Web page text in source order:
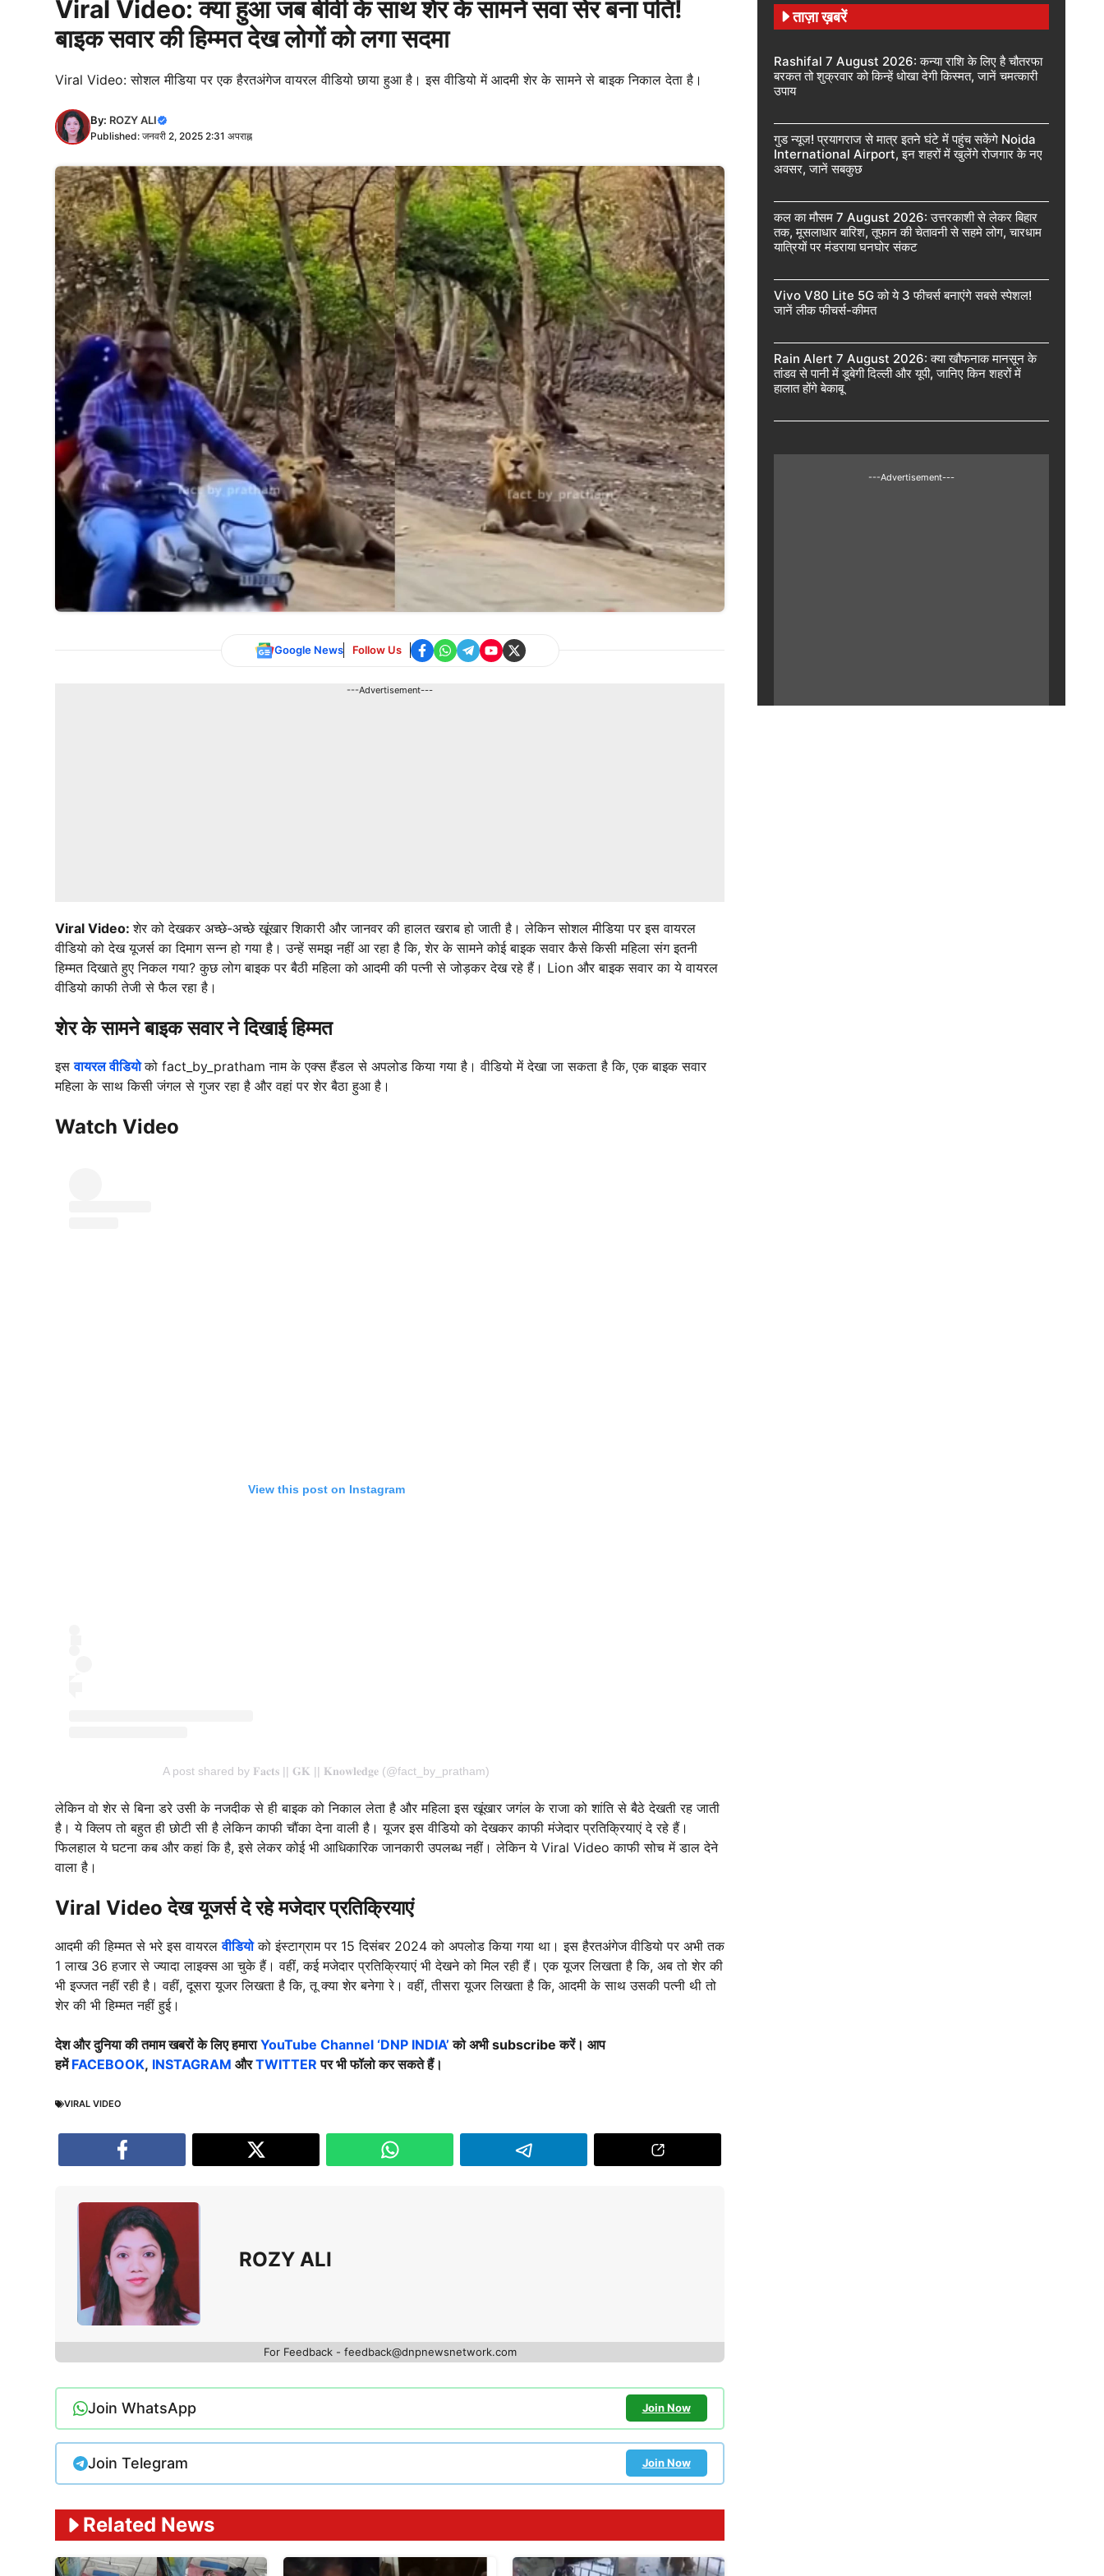
Viral Video: क्या हुआ जब बीवी के साथ शेर के सामने सवा सेर बना पति!
बाइक सवार की हिम्मत देख लोगों को लगा सदमा
Viral Video: सोशल मीडिया पर एक हैरतअंगेज वायरल वीडियो छाया हुआ है। इस वीडियो में आदमी शेर के सामने से बाइक निकाल देता है।
By: ROZY ALI
Published: जनवरी 2, 2025 2:31 अपराह्न
Google News Follow Us
---Advertisement---
Viral Video:शेर को देखकर अच्छे-अच्छे खूंखार शिकारी और जानवर की हालत खराब हो जाती है। लेकिन सोशल मीडिया पर इस वायरल
वीडियो को देख यूजर्स का दिमाग सन्न हो गया है। उन्हें समझ नहीं आ रहा है कि, शेर के सामने कोई बाइक सवार कैसे किसी महिला संग इतनी
हिम्मत दिखाते हुए निकल गया? कुछ लोग बाइक पर बैठी महिला को आदमी की पत्नी से जोड़कर देख रहे हैं। Lion और बाइक सवार का ये वायरल
वीडियो काफी तेजी से फैल रहा है।
शेर के सामने बाइक सवार ने दिखाई हिम्मत
इसवायरल वीडियोको fact_by_pratham नाम के एक्स हैंडल से अपलोड किया गया है। वीडियो में देखा जा सकता है कि, एक बाइक सवार
महिला के साथ किसी जंगल से गुजर रहा है और वहां पर शेर बैठा हुआ है।
Watch Video
View this post on Instagram
A post shared by 𝐅𝐚𝐜𝐭𝐬 || 𝐆𝐊 || 𝐊𝐧𝐨𝐰𝐥𝐞𝐝𝐠𝐞 (@fact_by_pratham)
लेकिन वो शेर से बिना डरे उसी के नजदीक से ही बाइक को निकाल लेता है और महिला इस खूंखार जगंल के राजा को शांति से बैठे देखती रह जाती
है। ये क्लिप तो बहुत ही छोटी सी है लेकिन काफी चौंका देना वाली है। यूजर इस वीडियो को देखकर काफी मंजेदार प्रतिक्रियाएं दे रहे हैं।
फिलहाल ये घटना कब और कहां कि है, इसे लेकर कोई भी आधिकारिक जानकारी उपलब्ध नहीं। लेकिन ये Viral Video काफी सोच में डाल देने
वाला है।
Viral Video देख यूजर्स दे रहे मजेदार प्रतिक्रियाएं
आदमी की हिम्मत से भरे इस वायरलवीडियोको इंस्टाग्राम पर 15 दिसंबर 2024 को अपलोड किया गया था। इस हैरतअंगेज वीडियो पर अभी तक
1 लाख 36 हजार से ज्यादा लाइक्स आ चुके हैं। वहीं, कई मजेदार प्रतिक्रियाएं भी देखने को मिल रही हैं। एक यूजर लिखता है कि, अब तो शेर की
भी इज्जत नहीं रही है। वहीं, दूसरा यूजर लिखता है कि, तू क्या शेर बनेगा रे। वहीं, तीसरा यूजर लिखता है कि, आदमी के साथ उसकी पत्नी थी तो
शेर की भी हिम्मत नहीं हुई।
देश और दुनिया की तमाम खबरों के लिए हमाराYouTube Channel ‘DNP INDIA’ को अभी subscribe करें। आप
हमेंFACEBOOK, INSTAGRAM औरTWITTER पर भी फॉलो कर सकते हैं।
VIRAL VIDEO
ROZY ALI
For Feedback - feedback@dnpnewsnetwork.com
Join WhatsApp Join Now
Join Telegram Join Now
Related News
ताज़ा ख़बरें
Rashifal 7 August 2026: कन्या राशि के लिए है चौतरफा
बरकत तो शुक्रवार को किन्हें धोखा देगी किस्मत, जानें चमत्कारी
उपाय
गुड न्यूज! प्रयागराज से मात्र इतने घंटे में पहुंच सकेंगे Noida
International Airport, इन शहरों में खुलेंगे रोजगार के नए
अवसर, जानें सबकुछ
कल का मौसम 7 August 2026: उत्तरकाशी से लेकर बिहार
तक, मूसलाधार बारिश, तूफान की चेतावनी से सहमे लोग, चारधाम
यात्रियों पर मंडराया घनघोर संकट
Vivo V80 Lite 5G को ये 3 फीचर्स बनाएंगे सबसे स्पेशल!
जानें लीक फीचर्स-कीमत
Rain Alert 7 August 2026: क्या खौफनाक मानसून के
तांडव से पानी में डूबेगी दिल्ली और यूपी, जानिए किन शहरों में
हालात होंगे बेकाबू
---Advertisement---